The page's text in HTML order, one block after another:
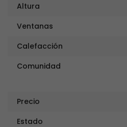
Altura
Ventanas
Calefacción
Comunidad
Precio
Estado